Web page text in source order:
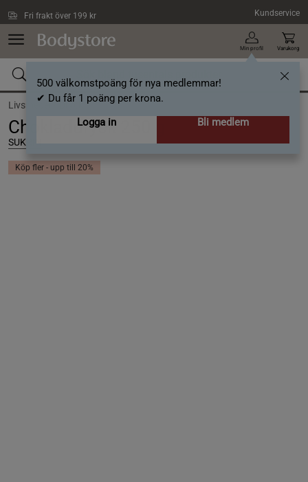
Fri frakt över 199 kr Kundservice
Min profil
500 välkomstpoäng för nya medlemmar!
✔ Du får 1 poäng per krona.
Logga in
Bli medlem
Varukorg
Livsmedel /Dryck
Chokladdryck 250 g
SUKRIN
Köp fler - upp till 20%